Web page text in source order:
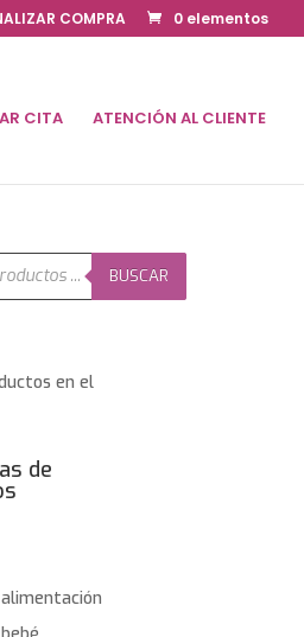
COMPRA 0 elementos
CITA ATENCIÓN AL CLIENTE
BUSCAR
en el
de